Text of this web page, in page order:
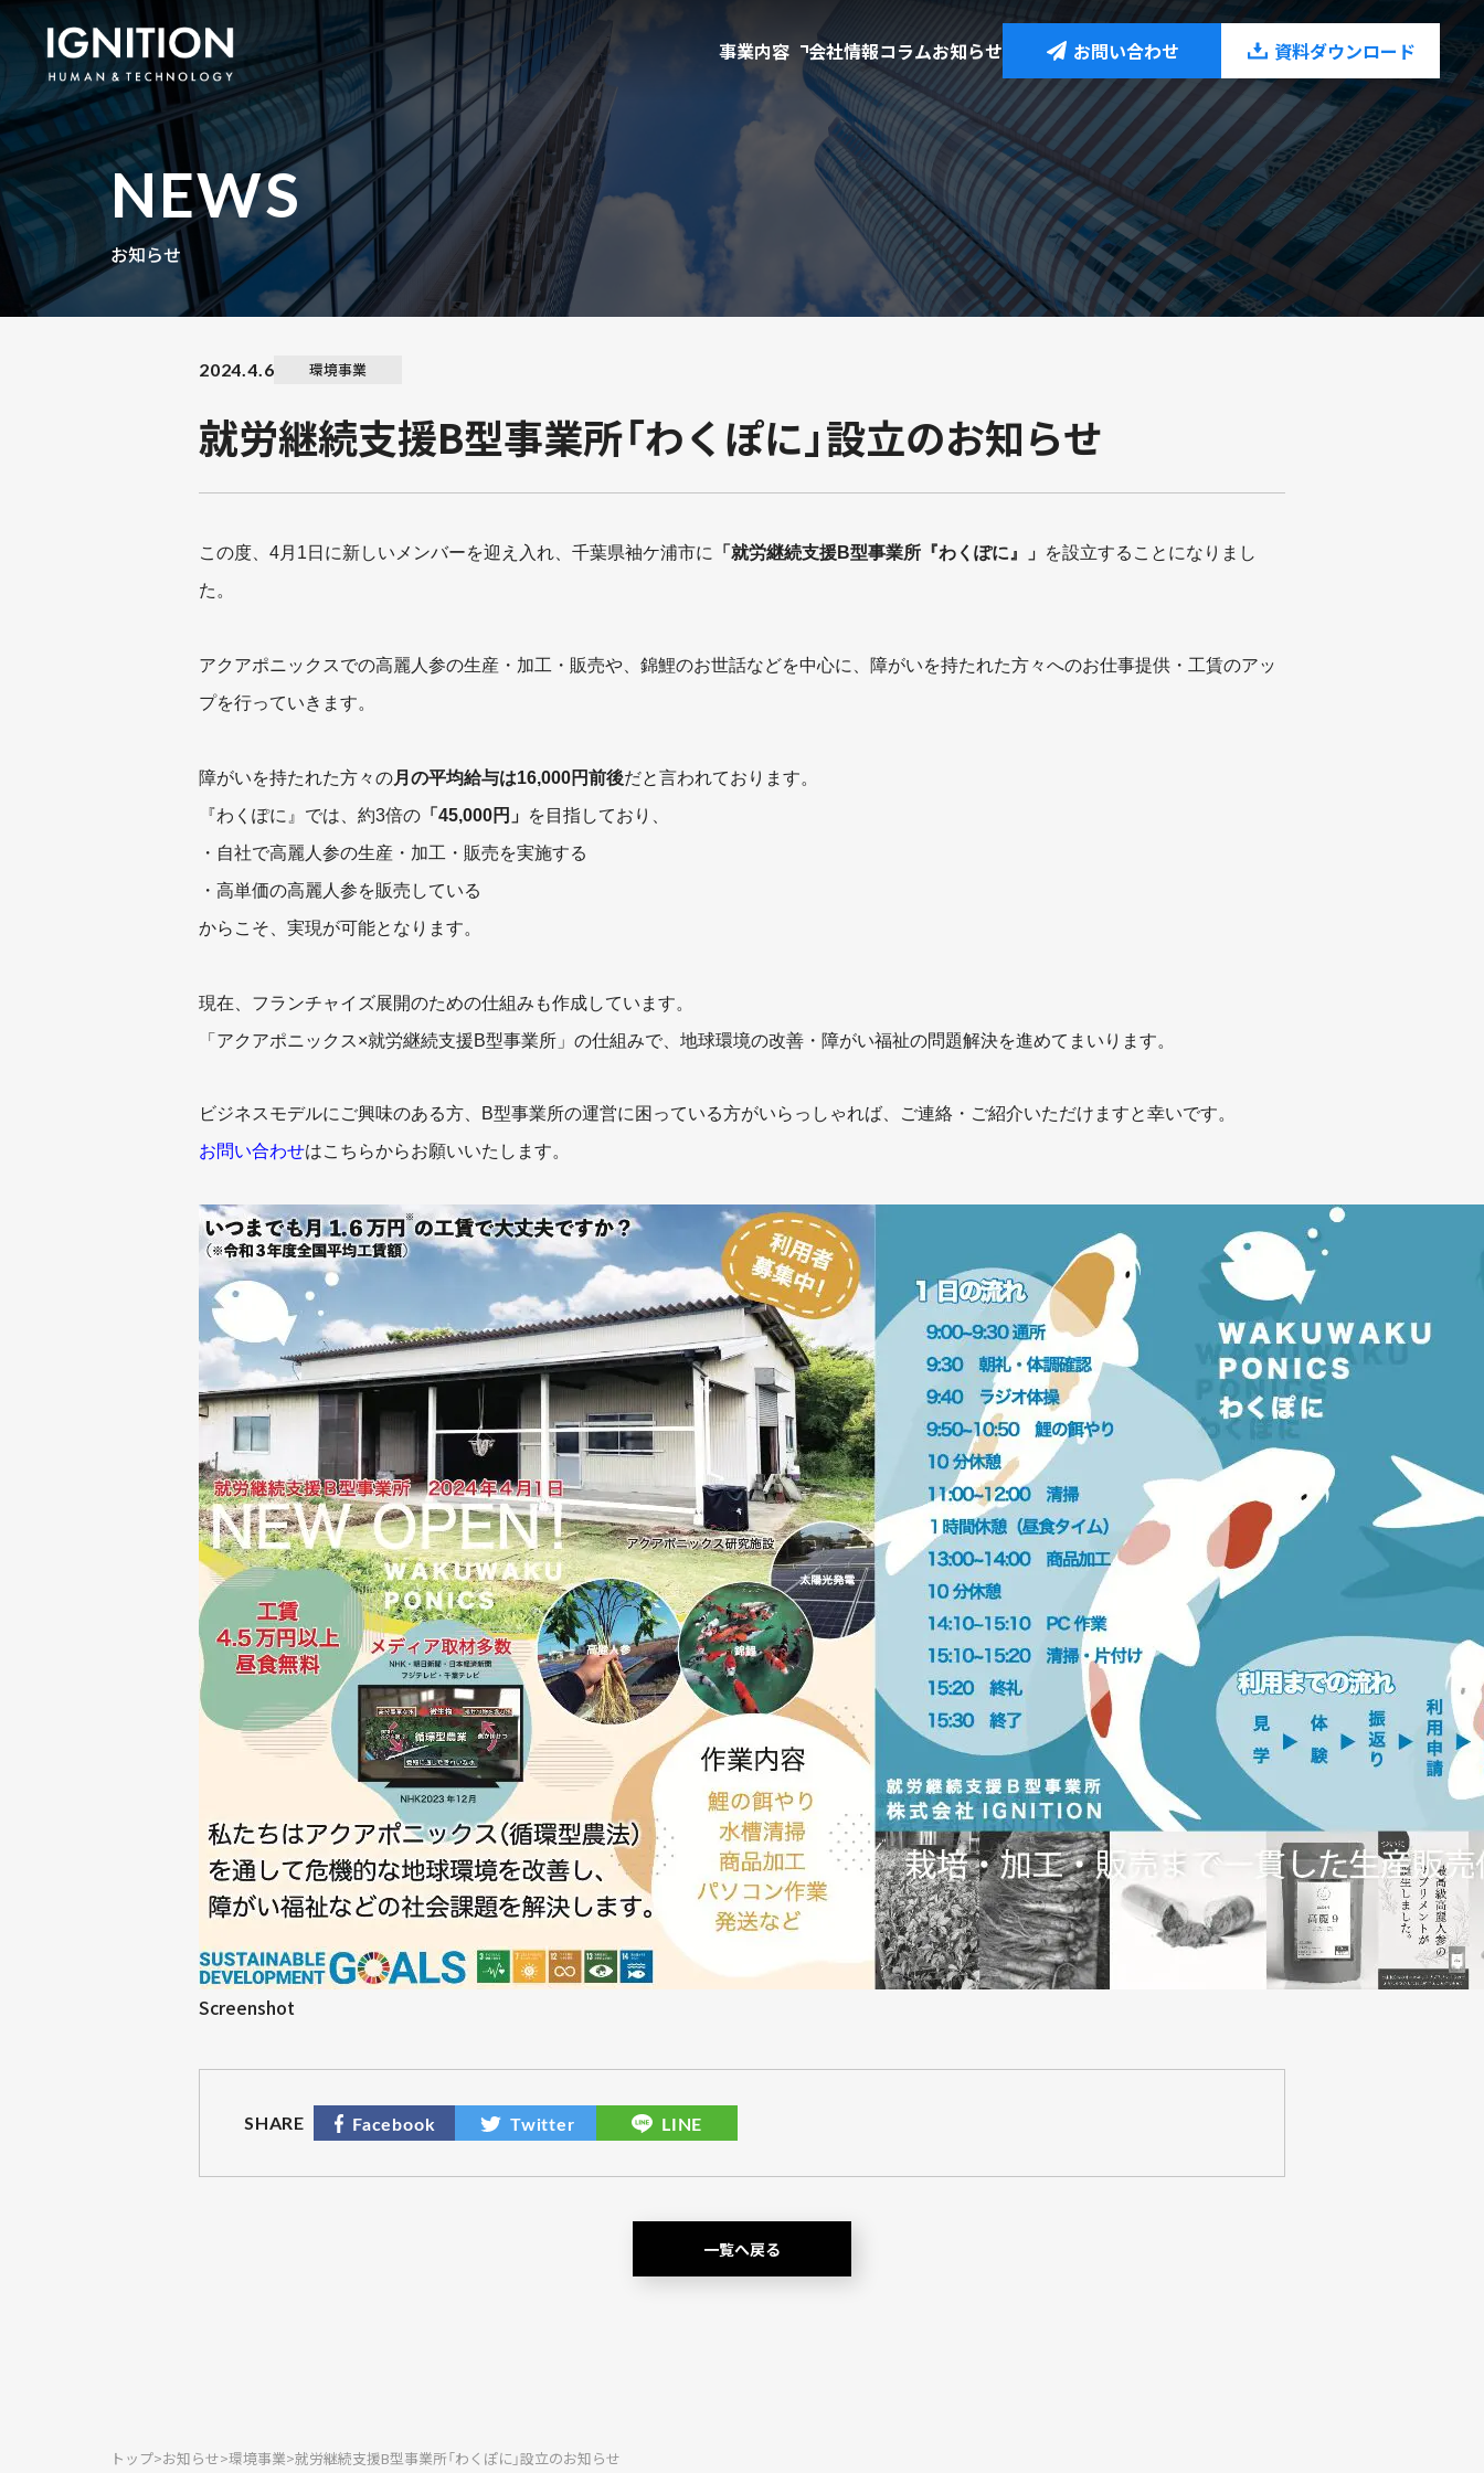
事業内容
環境事業 健康事業 就労支援事業
会社情報コラムお知らせ お問い合わせ 資料ダウンロード
NEWS
お知らせ
2024.4.6 環境事業
就労継続支援B型事業所「わくぽに」設立のお知らせ
この度、4月1日に新しいメンバーを迎え入れ、千葉県袖ケ浦市に 「就労継続支援B型事業所『わくぽに』」 を設立することになりまし
た。
アクアポニックスでの高麗人参の生産・加工・販売や、錦鯉のお世話などを中心に、障がいを持たれた方々へのお仕事提供・工賃のアッ
プを行っていきます。
障がいを持たれた方々の月の平均給与は16,000円前後だと言われております。
『わくぽに』では、約3倍の 「45,000円」 を目指しており、
・自社で高麗人参の生産・加工・販売を実施する
・高単価の高麗人参を販売している
からこそ、実現が可能となります。
現在、フランチャイズ展開のための仕組みも作成しています。
「アクアポニックス×就労継続支援B型事業所」の仕組みで、地球環境の改善・障がい福祉の問題解決を進めてまいります。
ビジネスモデルにご興味のある方、B型事業所の運営に困っている方がいらっしゃれば、ご連絡・ご紹介いただけますと幸いです。
お問い合わせはこちらからお願いいたします。
Screenshot
SHARE
一覧へ戻る
トップ>お知らせ>環境事業>就労継続支援B型事業所「わくぽに」設立のお知らせ